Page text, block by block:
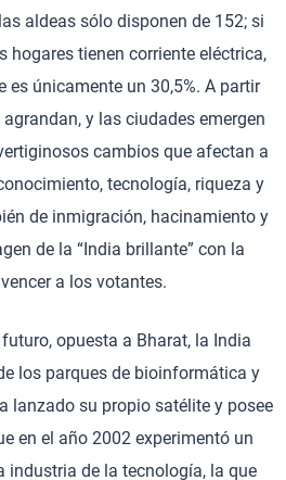
aldeas sólo disponen de 152; si
hogares tienen corriente eléctrica,
es únicamente un 30,5%. A partir
y las ciudades emergen
cambios que afectan a
tecnología, riqueza y
de inmigración, hacinamiento y
de la “India brillante” con la
a los votantes.
opuesta a Bharat, la India
los parques de bioinformática y
lanzado su propio satélite y posee
en el año 2002 experimentó un
industria de la tecnología, la que